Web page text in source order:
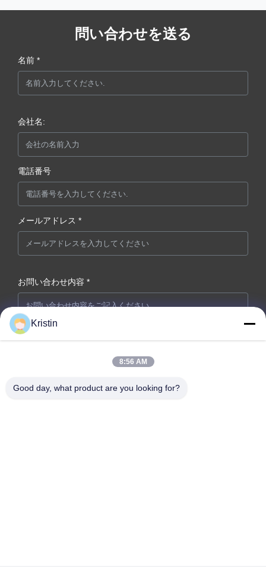
問い合わせを送る
名前 *
会社名:
電話番号
メールアドレス *
お問い合わせ内容 *
今提出
Kristin
8:56 AM
Good day, what product are you looking for?